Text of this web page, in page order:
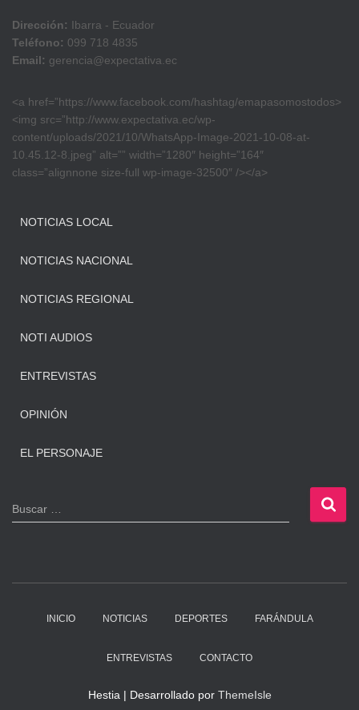
Dirección: Ibarra - Ecuador
Teléfono: 099 718 4835
Email: gerencia@expectativa.ec
<a href=”https://www.facebook.com/hashtag/emapasomostodos>
<img src=”http://www.expectativa.ec/wp-
content/uploads/2021/10/WhatsApp-Image-2021-10-08-at-
10.45.12-8.jpeg” alt=”” width=”1280″ height=”164″
class=”alignnone size-full wp-image-32500″ /></a>
NOTICIAS LOCAL
NOTICIAS NACIONAL
NOTICIAS REGIONAL
NOTI AUDIOS
ENTREVISTAS
OPINIÓN
EL PERSONAJE
B
u
Buscar …
INICIO NOTICIAS DEPORTES FARÁNDULA
ENTREVISTAS CONTACTO
Hestia | Desarrollado por ThemeIsle